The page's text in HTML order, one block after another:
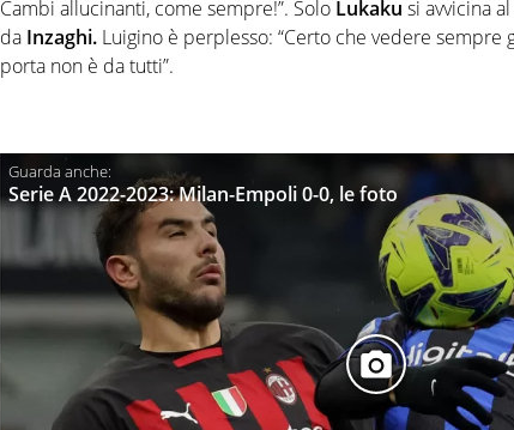
Cambi allucinanti, come sempre!”. Solo Lukaku si avvicina
da Inzaghi. Luigino è perplesso: “Certo che vedere sempre
porta non è da tutti”.
Serie A 2022-2023: Milan-Empoli 0-0, le foto